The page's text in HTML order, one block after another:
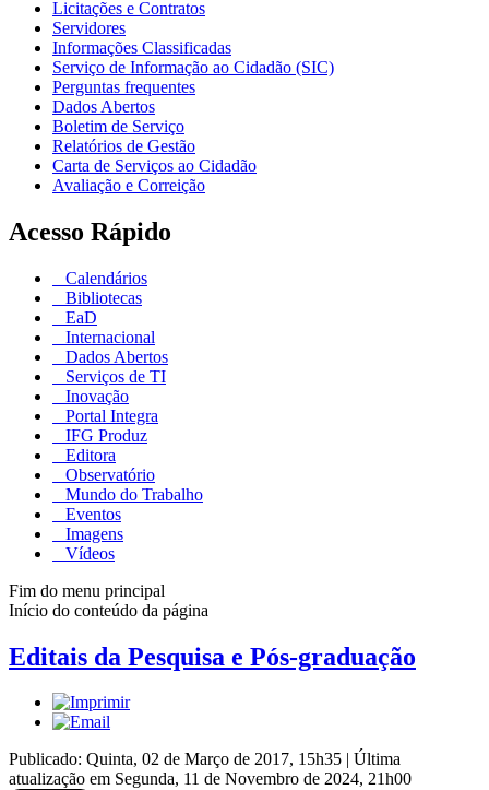
Licitações e Contratos
Servidores
Informações Classificadas
Serviço de Informação ao Cidadão (SIC)
Perguntas frequentes
Dados Abertos
Boletim de Serviço
Relatórios de Gestão
Carta de Serviços ao Cidadão
Avaliação e Correição
Acesso Rápido
Calendários
Bibliotecas
EaD
Internacional
Dados Abertos
Serviços de TI
Inovação
Portal Integra
IFG Produz
Editora
Observatório
Mundo do Trabalho
Eventos
Imagens
Vídeos
Fim do menu principal
Início do conteúdo da página
Editais da Pesquisa e Pós-graduação
Publicado: Quinta, 02 de Março de 2017, 15h35 | Última
atualização em Segunda, 11 de Novembro de 2024, 21h00